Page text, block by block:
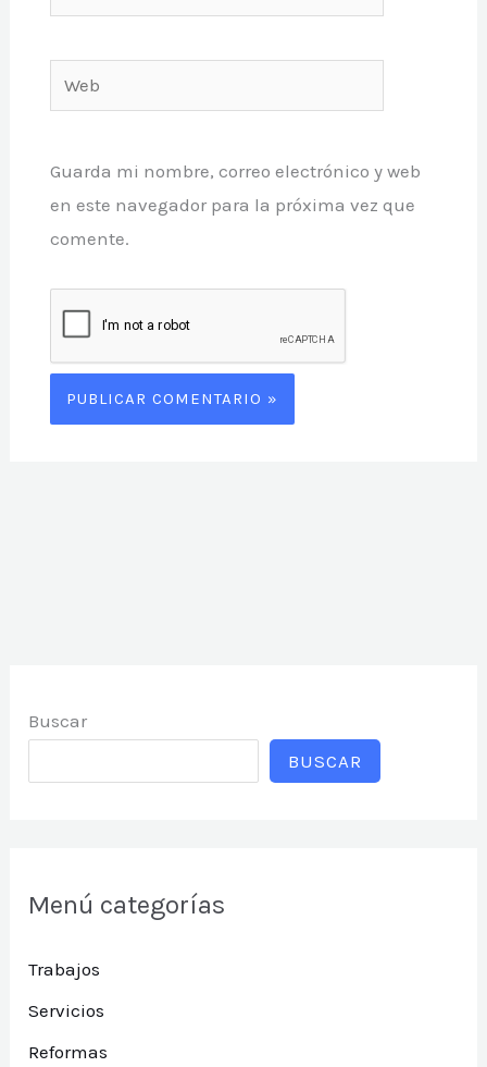
electrónico*
Guarda mi nombre, correo electrónico y web
en este navegador para la próxima vez que
comente.
Buscar
BUSCAR
Menú categorías
Trabajos
Servicios
Reformas